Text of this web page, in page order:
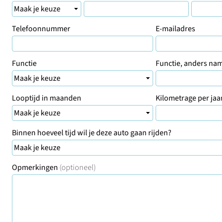
Telefoonnummer E-mailadres
Functie Functie, anders
Looptijd in maanden Kilometrage per
Binnen hoeveel tijd wil je deze auto gaan rijden?
Opmerkingen (optioneel)